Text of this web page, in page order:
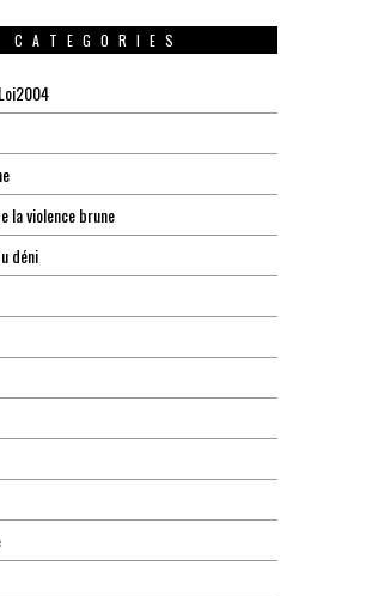
CATEGORIES
la violence brune
déni